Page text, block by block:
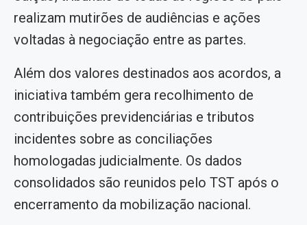
realizam mutirões de audiências e ações
voltadas à negociação entre as partes.
Além dos valores destinados aos acordos, a
iniciativa também gera recolhimento de
contribuições previdenciárias e tributos
incidentes sobre as conciliações
homologadas judicialmente. Os dados
consolidados são reunidos pelo TST após o
encerramento da mobilização nacional.